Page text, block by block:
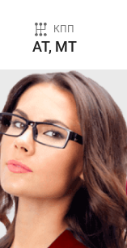
КПП
AT, MT